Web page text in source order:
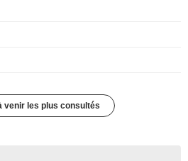
venir les plus consultés